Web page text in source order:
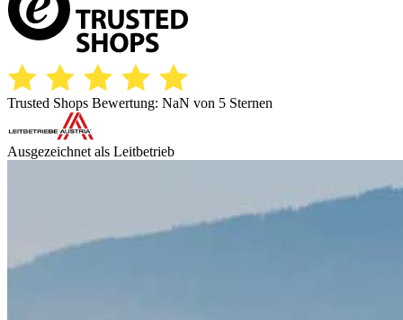
Trusted Shops Bewertung: NaN von 5 Sternen
Ausgezeichnet als Leitbetrieb